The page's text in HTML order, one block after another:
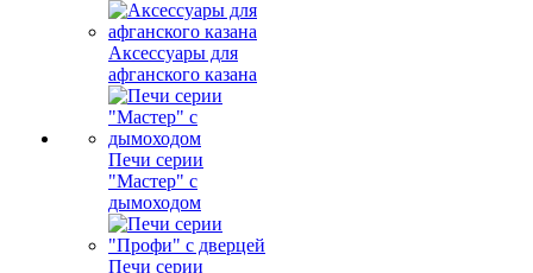
Аксессуары для
афганского казана
Печи серии
"Мастер" с
дымоходом
Печи серии